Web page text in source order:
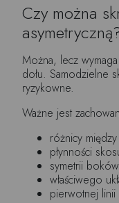
Czy można
Można, lecz
dołu. Samodzielne
ryzykowne.
Ważne jest
różnicy
płynności
symetrii
właściwego
pierwotnej linii